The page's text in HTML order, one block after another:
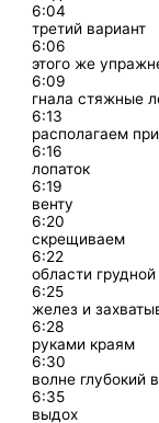
6:04
третий вариант
6:06
этого же
6:09
гнала стяжные
6:13
располагаем
6:16
лопаток
6:19
венту
6:20
скрещиваем
6:22
области
6:25
желез и
6:28
руками краям
6:30
волне глубокий
6:35
выдох